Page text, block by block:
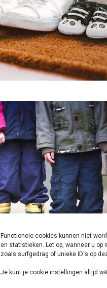
Functionele cookies kunnen niet
en statistieken. Let op, wanneer u op
zoals surfgedrag of unieke ID's op
Je kunt je cookie instellingen altijd